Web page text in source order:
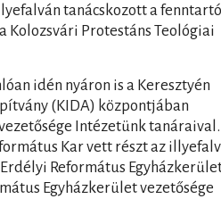
tanácskozott a fenntartó
Kolozsvári Protestáns Teológiai
idén nyáron is a Keresztyén
(KIDA) központjában
Intézetünk
Kar vett részt az
Református
Egyházkerület vezetősége